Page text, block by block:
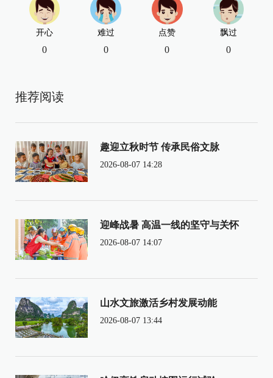
开心
0
难过
0
点赞
0
飘过
0
推荐阅读
趣迎立秋时节 传承民俗文脉
2026-08-07 14:28
迎峰战暑 高温一线的坚守与关怀
2026-08-07 14:07
山水文旅激活乡村发展动能
2026-08-07 13:44